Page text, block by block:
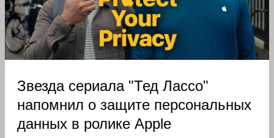
Звезда сериала "Тед Лассо"
напомнил о защите персональных
данных в ролике Apple